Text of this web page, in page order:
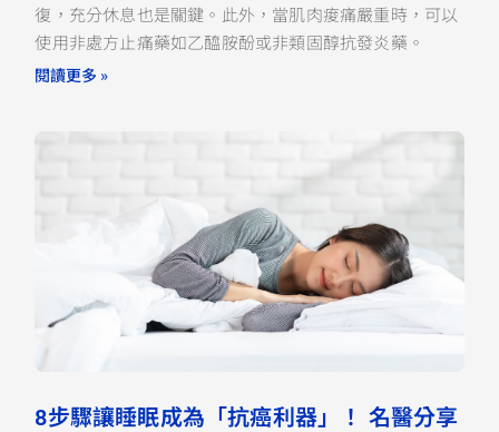
復，充分休息也是關鍵。此外，當肌肉痠痛嚴重時，可以
使用非處方止痛藥如乙醯胺酚或非類固醇抗發炎藥。
閱讀更多 »
8步驟讓睡眠成為「抗癌利器」！ 名醫分享